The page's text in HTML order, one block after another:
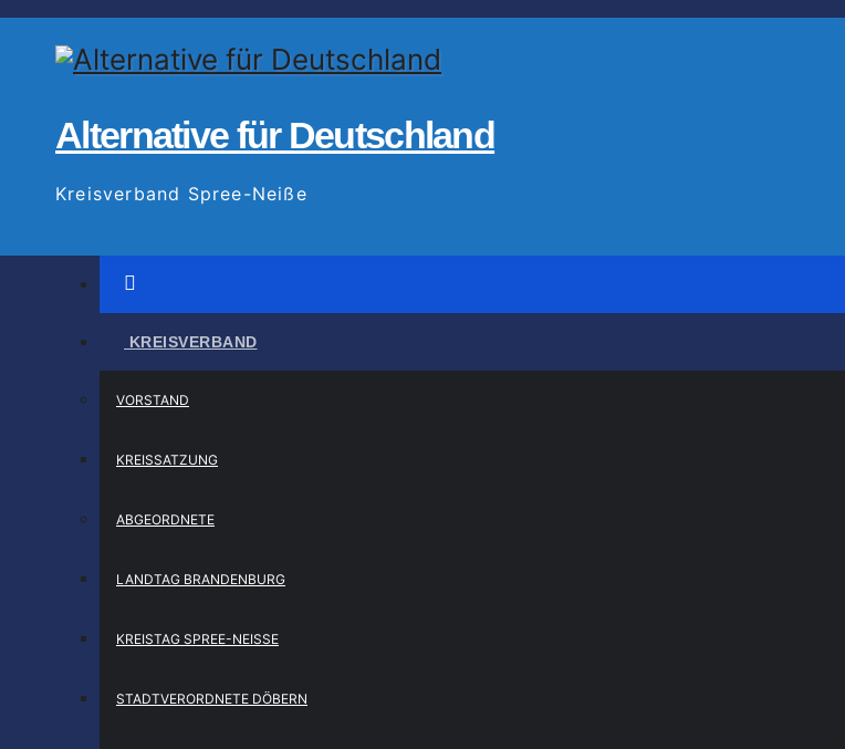
Zum
Alternative für Deutschland
Kreisverband Spree-Neiße
KREISVERBAND
VORSTAND
KREISSATZUNG
ABGEORDNETE
LANDTAG BRANDENBURG
KREISTAG SPREE-NEISSE
STADTVERORDNETE DÖBERN